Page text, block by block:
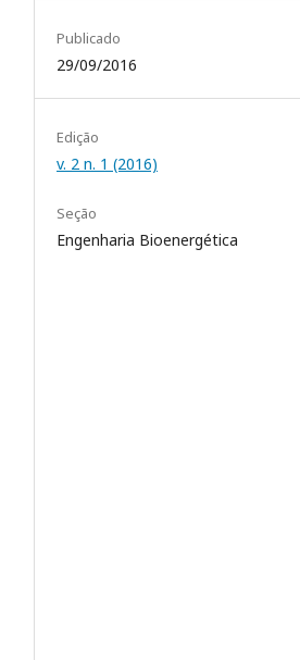
Publicado
29/09/2016
Edição
v. 2 n. 1 (2016)
Seção
Engenharia Bioenergética